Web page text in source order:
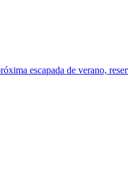
escapada de verano, r